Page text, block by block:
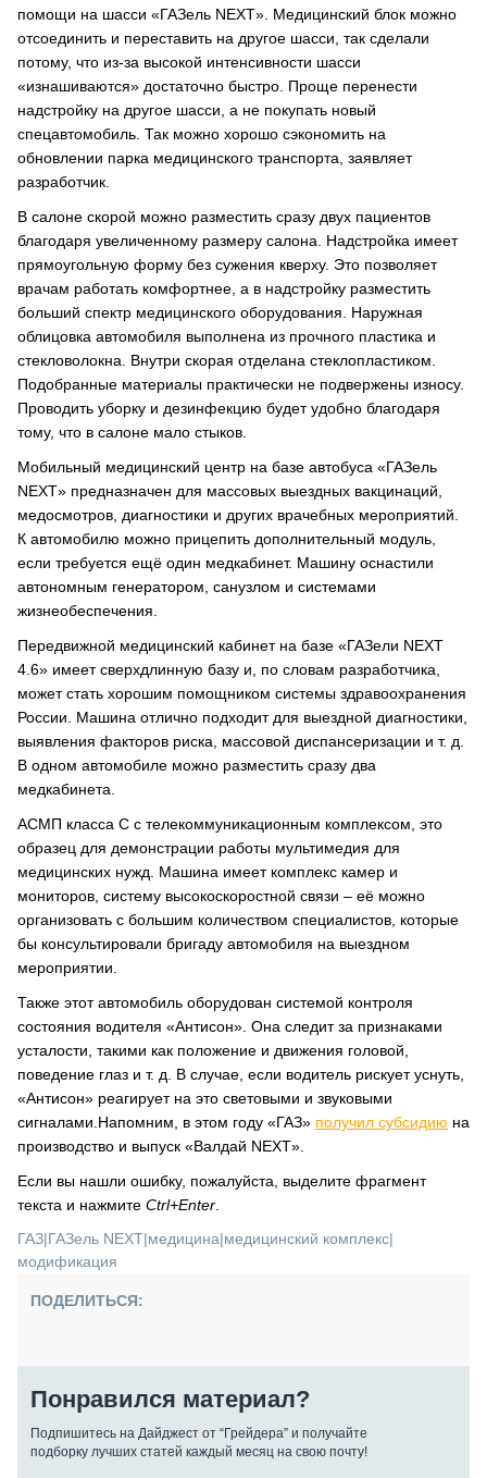
помощи на шасси «ГАЗель NEXT». Медицинский блок можно
отсоединить и переставить на другое шасси, так сделали
потому, что из-за высокой интенсивности шасси
«изнашиваются» достаточно быстро. Проще перенести
надстройку на другое шасси, а не покупать новый
спецавтомобиль. Так можно хорошо сэкономить на
обновлении парка медицинского транспорта, заявляет
разработчик.
В салоне скорой можно разместить сразу двух пациентов
благодаря увеличенному размеру салона. Надстройка имеет
прямоугольную форму без сужения кверху. Это позволяет
врачам работать комфортнее, а в надстройку разместить
больший спектр медицинского оборудования. Наружная
облицовка автомобиля выполнена из прочного пластика и
стекловолокна. Внутри скорая отделана стеклопластиком.
Подобранные материалы практически не подвержены износу.
Проводить уборку и дезинфекцию будет удобно благодаря
тому, что в салоне мало стыков.
Мобильный медицинский центр на базе автобуса «ГАЗель
NEXT» предназначен для массовых выездных вакцинаций,
медосмотров, диагностики и других врачебных мероприятий.
К автомобилю можно прицепить дополнительный модуль,
если требуется ещё один медкабинет. Машину оснастили
автономным генератором, санузлом и системами
жизнеобеспечения.
Передвижной медицинский кабинет на базе «ГАЗели NEXT
4.6» имеет сверхдлинную базу и, по словам разработчика,
может стать хорошим помощником системы здравоохранения
России. Машина отлично подходит для выездной диагностики,
выявления факторов риска, массовой диспансеризации и т. д.
В одном автомобиле можно разместить сразу два
медкабинета.
АСМП класса C с телекоммуникационным комплексом, это
образец для демонстрации работы мультимедия для
медицинских нужд. Машина имеет комплекс камер и
мониторов, систему высокоскоростной связи – её можно
организовать с большим количеством специалистов, которые
бы консультировали бригаду автомобиля на выездном
мероприятии.
Также этот автомобиль оборудован системой контроля
состояния водителя «Антисон». Она следит за признаками
усталости, такими как положение и движения головой,
поведение глаз и т. д. В случае, если водитель рискует уснуть,
«Антисон» реагирует на это световыми и звуковыми
сигналами.Напомним, в этом году «ГАЗ» получил субсидию на
производство и выпуск «Валдай NEXT».
Если вы нашли ошибку, пожалуйста, выделите фрагмент
текста и нажмите Ctrl+Enter
ГАЗ|ГАЗель NEXT|медицина|медицинский комплекс|
модификация
ПОДЕЛИТЬСЯ:
Понравился материал?
Подпишитесь на Дайджест от “Грейдера” и получайте
подборку лучших статей каждый месяц на свою почту!